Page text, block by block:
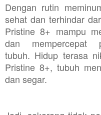
Dengan rutin
sehat dan terhindar
Pristine 8+ mampu
dan mempercepat
tubuh. Hidup terasa
Pristine 8+, tubuh
dan segar.